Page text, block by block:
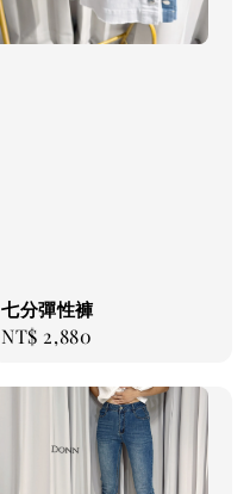
七分彈性褲
Regular
NT$ 2,880